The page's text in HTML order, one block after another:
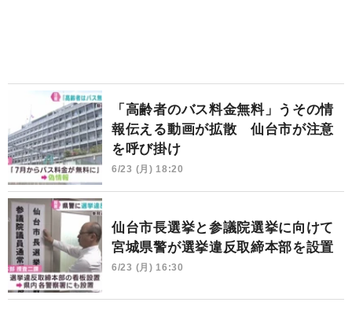
「高齢者のバス料金無料」うその情
報伝える動画が拡散 仙台市が注意
を呼び掛け
6/23 (月) 18:20
仙台市長選挙と参議院選挙に向けて
宮城県警が選挙違反取締本部を設置
6/23 (月) 16:30